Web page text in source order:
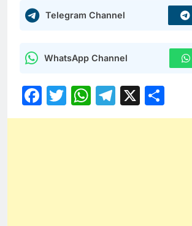
Telegram Channel
WhatsApp Channel
Facebook
Twitter
WhatsApp
Telegram
X